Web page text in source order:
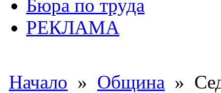
Бюра по труда
РЕКЛАМА
Начало » Община »